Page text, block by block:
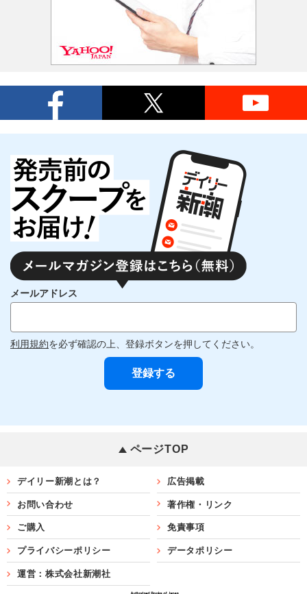
メールアドレス
利用規約を必ず確認の上、登録ボタンを押してください。
ページTOP
デイリー新潮とは？ 広告掲載
お問い合わせ 著作権・リンク
ご購入 免責事項
プライバシーポリシー データポリシー
運営：株式会社新潮社